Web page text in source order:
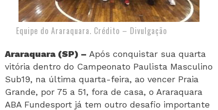
Equipe do Araraquara. Crédito – Divulgação
Araraquara (SP) – Após conquistar sua quarta
vitória dentro do Campeonato Paulista Masculino
Sub19, na última quarta-feira, ao vencer Praia
Grande, por 75 a 51, fora de casa, o Araraquara
ABA Fundesport já tem outro desafio importante